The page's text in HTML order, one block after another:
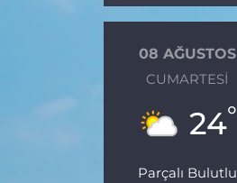
08 AĞUSTOS
CUMARTESI
24°
Parçalı Bulutlu